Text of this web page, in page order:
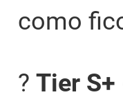
como
? Tier S+